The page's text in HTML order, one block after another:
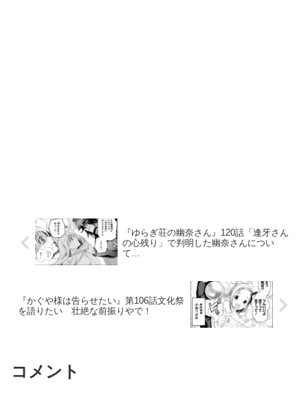
『ゆらぎ荘の幽奈さん』120話「逢牙さん
の心残り」で判明した幽奈さんについ
て…
『かぐや様は告らせたい』第106話文化祭
を語りたい 壮絶な前振りやで！
コメント